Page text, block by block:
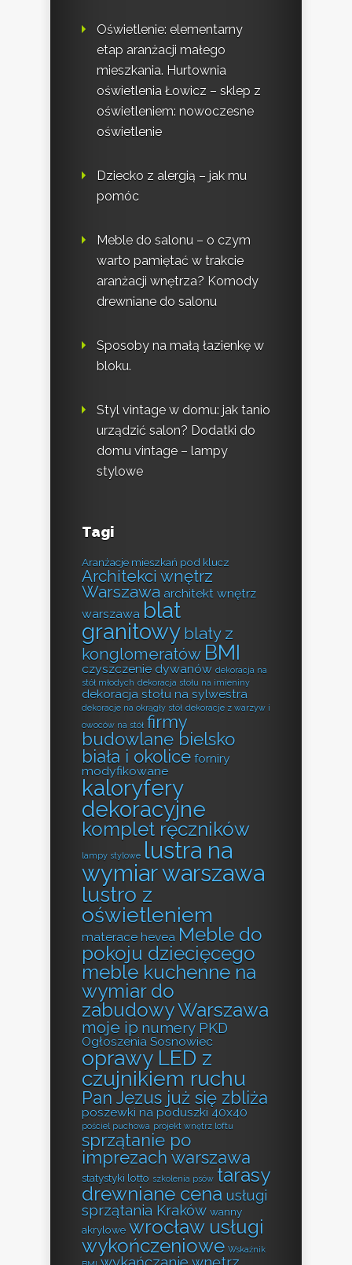
Oświetlenie: elementarny
etap aranżacji małego
mieszkania. Hurtownia
oświetlenia Łowicz – sklep z
oświetleniem: nowoczesne
oświetlenie
Dziecko z alergią – jak mu
pomóc
Meble do salonu – o czym
warto pamiętać w trakcie
aranżacji wnętrza? Komody
drewniane do salonu
Sposoby na małą łazienkę w
bloku.
Styl vintage w domu: jak tanio
urządzić salon? Dodatki do
domu vintage – lampy
stylowe
Tagi
Aranżacje mieszkań pod klucz
Architekci wnętrz
Warszawa architekt wnętrz
warszawa blat
granitowy blaty z
konglomeratów BMI
czyszczenie dywanów dekoracja na
stół młodych dekoracja stołu na imieniny
dekoracja stołu na sylwestra
dekoracje na okrągły stół dekoracje z warzyw i
owoców na stół firmy
budowlane bielsko
biała i okolice forniry
modyfikowane
kaloryfery
dekoracyjne
komplet ręczników
lampy stylowe lustra na
wymiar warszawa
lustro z
oświetleniem
materace hevea Meble do
pokoju dziecięcego
meble kuchenne na
wymiar do
zabudowy Warszawa
moje ip numery PKD
Ogłoszenia Sosnowiec
oprawy LED z
czujnikiem ruchu
Pan Jezus już się zbliża
poszewki na poduszki 40x40
pościel puchowa projekt wnętrz loftu
sprzątanie po
imprezach warszawa
statystyki lotto szkolenia psów tarasy
drewniane cena usługi
sprzątania Kraków wanny
akrylowe wrocław usługi
wykończeniowe Wskaźnik